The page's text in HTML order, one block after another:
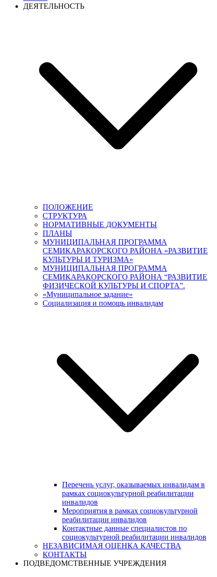
ДЕЯТЕЛЬНОСТЬ
ПОЛОЖЕНИЕ
СТРУКТУРА
НОРМАТИВНЫЕ ДОКУМЕНТЫ
ПЛАНЫ
МУНИЦИПАЛЬНАЯ ПРОГРАММА
СЕМИКАРАКОРСКОГО РАЙОНА «РАЗВИТИЕ
КУЛЬТУРЫ И ТУРИЗМА»
МУНИЦИПАЛЬНАЯ ПРОГРАММА
СЕМИКАРАКОРСКОГО РАЙОНА “РАЗВИТИЕ
ФИЗИЧЕСКОЙ КУЛЬТУРЫ И СПОРТА”.
«Муниципальное задание»
Социализация и помощь инвалидам
Перечень услуг, оказываемых инвалидам в
рамках социокультурной реабилитации
инвалидов
Мероприятия в рамках социокультурной
реабилитации инвалидов
Контактные данные специалистов по
социокультурной реабилитации инвалидов
НЕЗАВИСИМАЯ ОЦЕНКА КАЧЕСТВА
КОНТАКТЫ
ПОДВЕДОМСТВЕННЫЕ УЧРЕЖДЕНИЯ